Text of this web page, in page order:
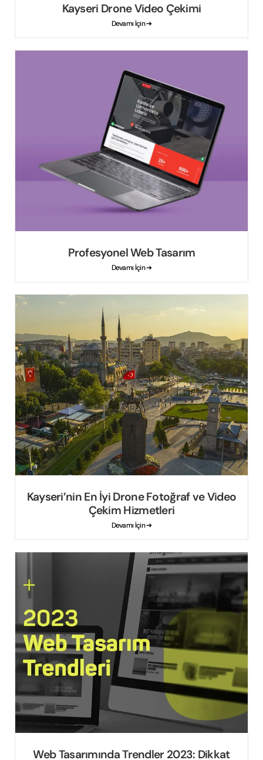
Kayseri Drone Video Çekimi
Devamı İçin ➔
Profesyonel Web Tasarım
Devamı İçin ➔
Kayseri’nin En İyi Drone Fotoğraf ve Video
Çekim Hizmetleri
Devamı İçin ➔
Web Tasarımında Trendler 2023: Dikkat